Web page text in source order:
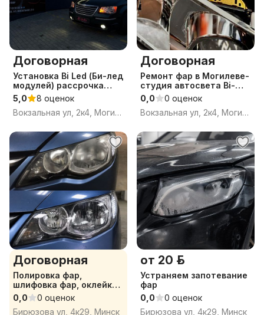
Договорная
Установка Bi Led (Би-лед
модулей) рассрочка
линз в Могилеве,
ремонт, регулировка и
оклейка фар.
5,0
8 оценок
Вокзальная ул, 2к4, Могилёв, Могилёвская область
Договорная
Ремонт фар в Могилеве-
студия автосвета Bi-
auto. Восстановление и
полировка фар.
0,0
0 оценок
Вокзальная ул, 2к4, Могилёв, Могилёвская область
Договорная
Полировка фар,
шлифовка фар, оклейка
пленкой
0,0
0 оценок
Бирюзова ул, 4к29, Минск
от 20 р.
Устраняем запотевание
фар
0,0
0 оценок
Бирюзова ул, 4к29, Минск